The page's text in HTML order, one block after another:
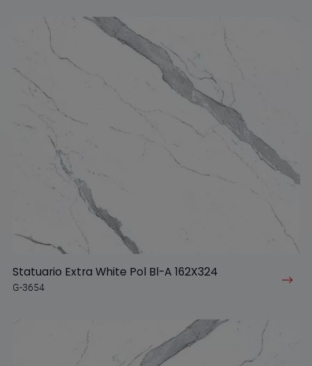
Statuario Extra White Pol Bl-A 162X324
G-3654